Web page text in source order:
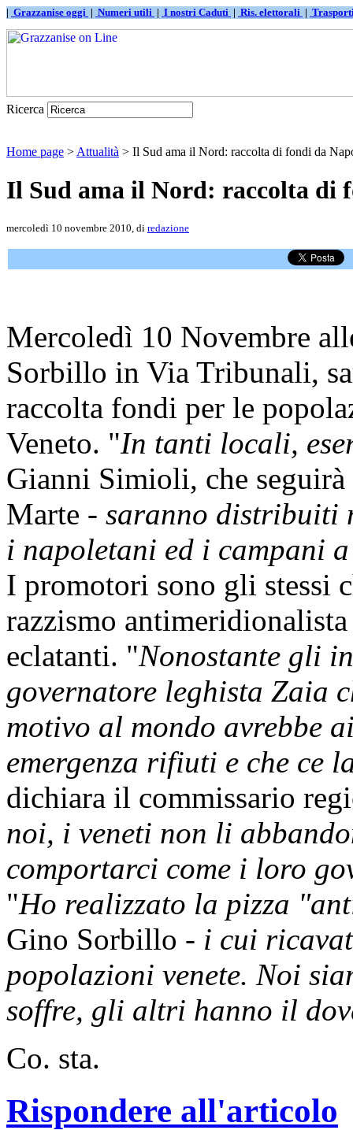
| Grazzanise oggi | Numeri utili | I nostri Caduti | Ris. elettorali |
Ricerca
Home page > Attualità > Il Sud ama il Nord: raccolta di fondi da
Il Sud ama il Nord: raccolta di
mercoledì 10 novembre 2010, di redazione
Mercoledì 10 Novembre
Sorbillo in Via Tribunali,
raccolta fondi per le
Veneto. "In tanti locali,
Gianni Simioli, che
Marte - saranno distribuiti
i napoletani ed i campani
I promotori sono gli stessi
razzismo
eclatanti. "Nonostante gli
governatore leghista Zaia
motivo al mondo avrebbe
emergenza rifiuti e che ce
dichiara il commissario
noi, i veneti non li
comportarci come i loro
"Ho realizzato la pizza
Gino Sorbillo - i cui
popolazioni venete. Noi
soffre, gli altri hanno il
Co. sta.
Rispondere all'articolo